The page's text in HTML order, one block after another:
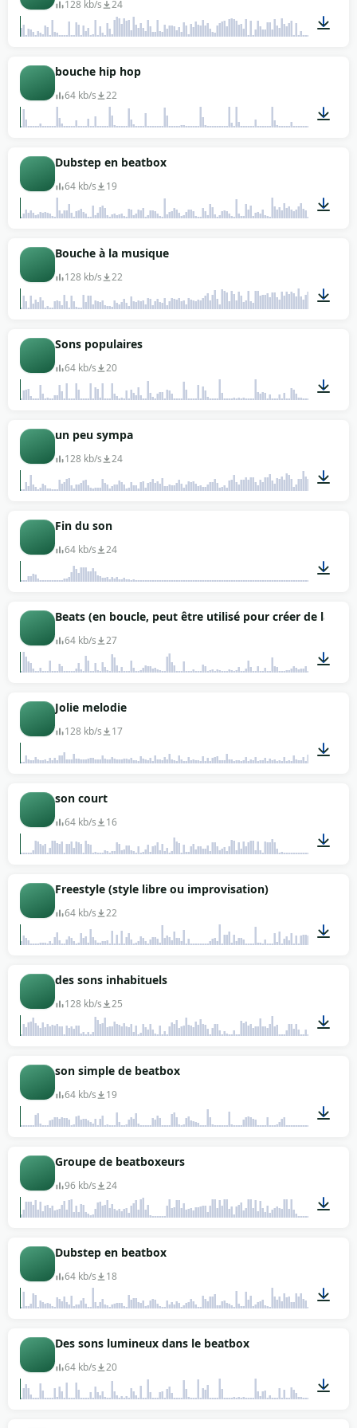
128 kb/s 24
bouche hip hop
64 kb/s 22
Dubstep en beatbox
64 kb/s 19
Bouche à la musique
128 kb/s 22
Sons populaires
64 kb/s 20
un peu sympa
128 kb/s 24
Fin du son
64 kb/s 24
00:01
Beats (en boucle, peut être utilisé pour créer de la
64 kb/s 27
Jolie melodie
128 kb/s 17
son court
64 kb/s 16
Freestyle (style libre ou improvisation)
64 kb/s 22
des sons inhabituels
128 kb/s 25
son simple de beatbox
64 kb/s 19
Groupe de beatboxeurs
96 kb/s 24
Dubstep en beatbox
64 kb/s 18
Des sons lumineux dans le beatbox
64 kb/s 20